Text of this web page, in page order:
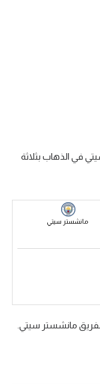
في الذهاب بثلاثة
مانشستر سيتي
مانشستر سيتي.